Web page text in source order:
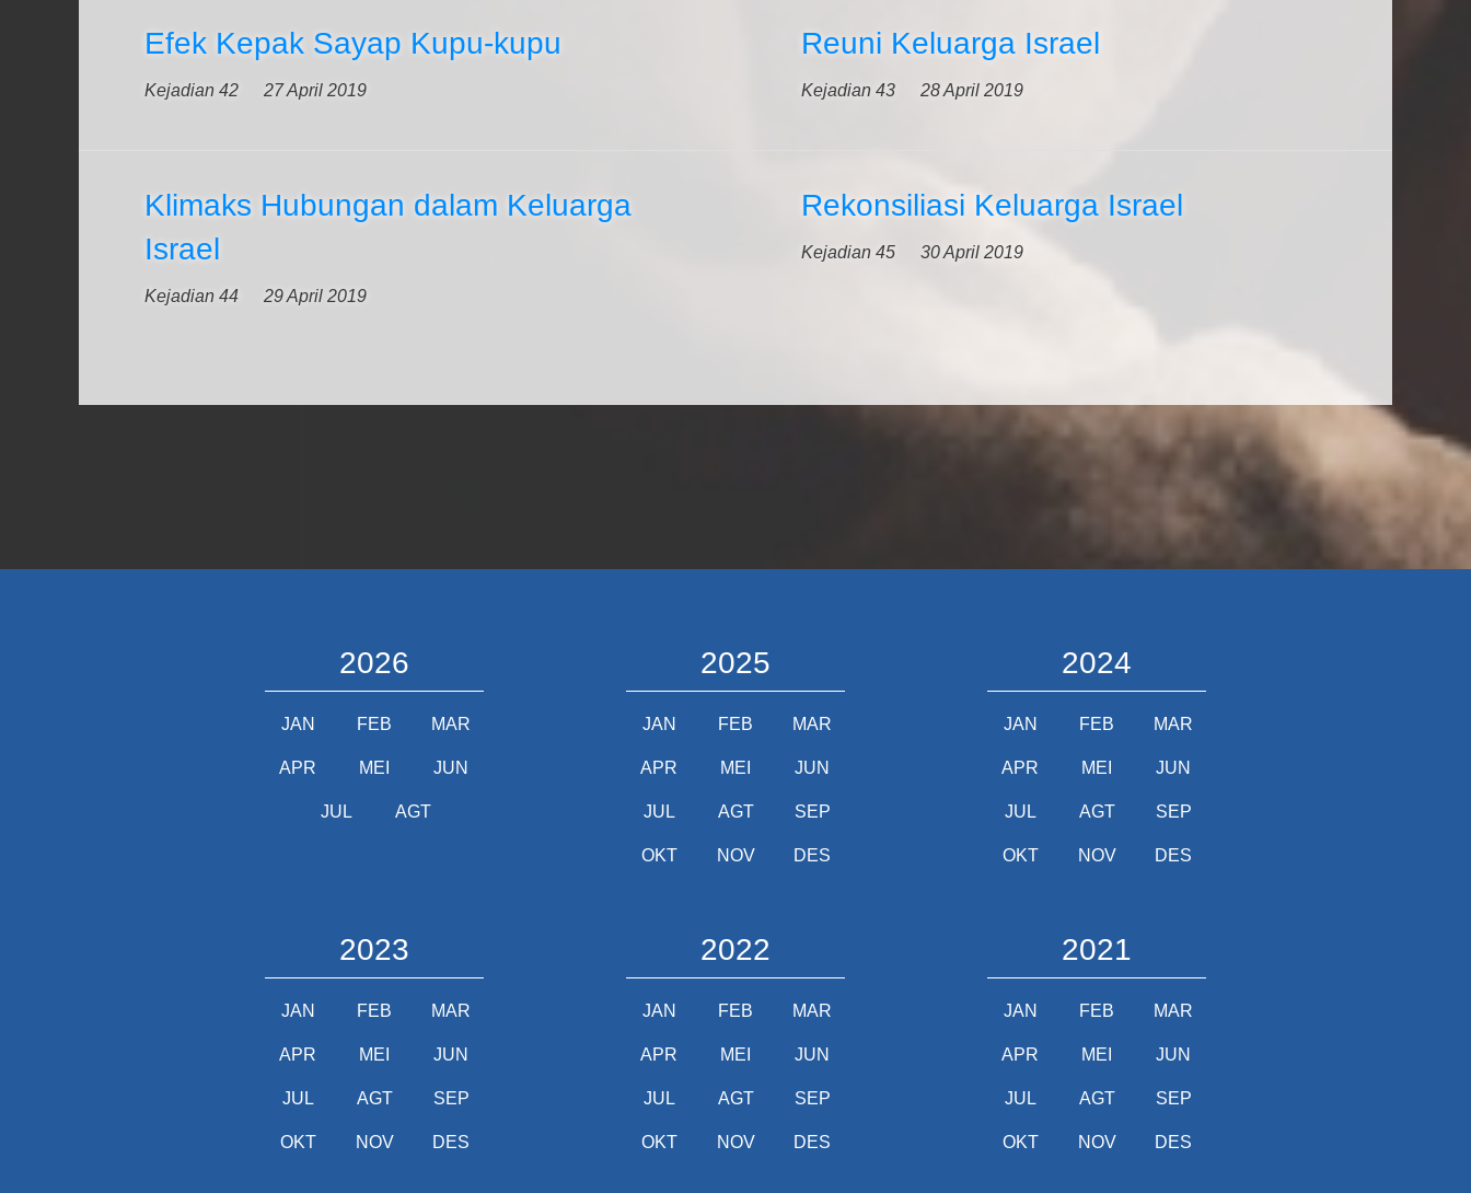
Efek Kepak Sayap Kupu-kupu
Kejadian 42 27 April 2019
Reuni Keluarga Israel
Kejadian 43 28 April 2019
Klimaks Hubungan dalam Keluarga
Israel
Kejadian 44 29 April 2019
Rekonsiliasi Keluarga Israel
Kejadian 45 30 April 2019
2026
JAN FEB MAR
APR MEI JUN
JUL AGT
2025
JAN FEB MAR
APR MEI JUN
JUL AGT SEP
OKT NOV DES
2024
JAN FEB MAR
APR MEI JUN
JUL AGT SEP
OKT NOV DES
2023
JAN FEB MAR
APR MEI JUN
JUL AGT SEP
OKT NOV DES
2022
JAN FEB MAR
APR MEI JUN
JUL AGT SEP
OKT NOV DES
2021
JAN FEB MAR
APR MEI JUN
JUL AGT SEP
OKT NOV DES